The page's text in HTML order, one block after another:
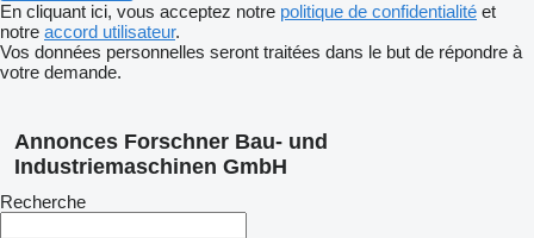
En cliquant ici, vous acceptez notre politique de confidentialité et
notre accord utilisateur.
Vos données personnelles seront traitées dans le but de répondre à
votre demande.
Annonces Forschner Bau- und
Industriemaschinen GmbH
Recherche